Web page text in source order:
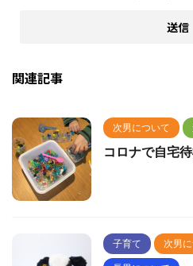
関連記事
次男について
コロナで自宅
子育て 次男